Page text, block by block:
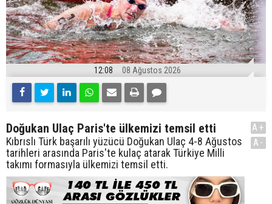
12:08 08 Ağustos 2026
Doğukan Ulaç Paris'te ülkemizi temsil etti
Kıbrıslı Türk başarılı yüzücü Doğukan Ulaç 4-8 Ağustos
tarihleri arasında Paris'te kulaç atarak Türkiye Milli
takımı formasıyla ülkemizi temsil etti.
A+
A-